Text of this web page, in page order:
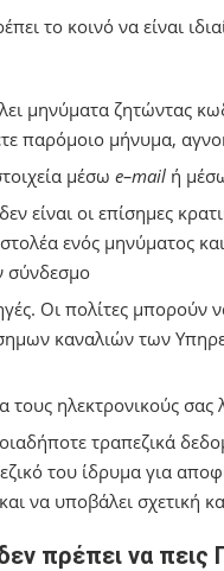
το κοινό να είναι
μηνύματα ζητώντας
παρόμοιο μήνυμα,
μέσω e–mail ή
είναι οι επίσημες
ενός μηνύματος
σύνδεσμο
Οι πολίτες
καναλιών των
ηλεκτρονικούς σας
τραπεζικά
του ίδρυμα για
να υποβάλει σχετική
πρέπει να